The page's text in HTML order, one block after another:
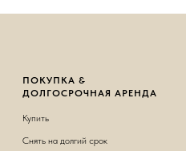
ПОКУПКА &
ДОЛГОСРОЧНАЯ АРЕНДА
Купить
Снять на долгий срок